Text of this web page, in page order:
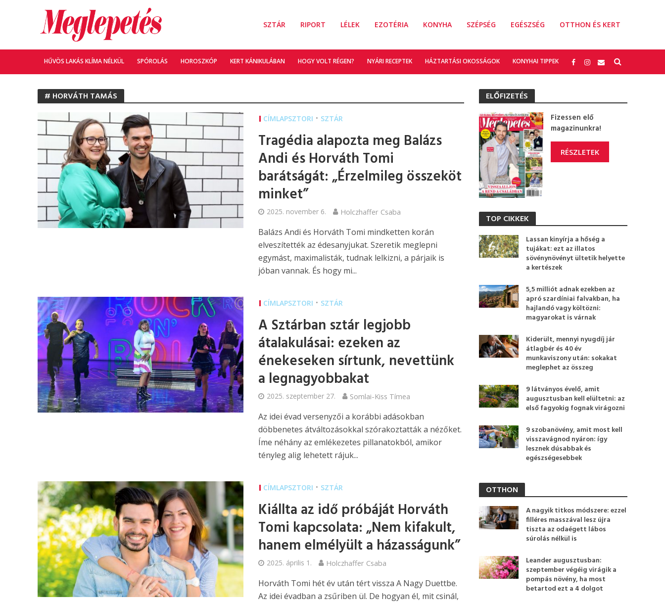
SZTÁR RIPORT LÉLEK EZOTÉRIA KONYHA SZÉPSÉG EGÉSZSÉG OTTHON ÉS KERT
HŰVÖS LAKÁS KLÍMA NÉLKÜL SPÓROLÁS HOROSZKÓP KERT KÁNIKULÁBAN HOGY VOLT RÉGEN? NYÁRI RECEPTEK HÁZTARTÁSI OKOSSÁGOK KONYHAI TIPPEK
# HORVÁTH TAMÁS
CÍMLAPSZTORI • SZTÁR
Tragédia alapozta meg Balázs
Andi és Horváth Tomi
barátságát: „Érzelmileg összeköt
minket”
2025. november 6. Holczhaffer Csaba
Balázs Andi és Horváth Tomi mindketten korán
elveszítették az édesanyjukat. Szeretik meglepni
egymást, maximalisták, tudnak lelkizni, a párjaik is
jóban vannak. És hogy mi...
CÍMLAPSZTORI • SZTÁR
A Sztárban sztár legjobb
átalakulásai: ezeken az
énekeseken sírtunk, nevettünk
a legnagyobbakat
2025. szeptember 27. Somlai-Kiss Tímea
Az idei évad versenyzői a korábbi adásokban
döbbenetes átváltozásokkal szórakoztatták a nézőket.
Íme néhány az emlékezetes pillanatokból, amikor
tényleg alig lehetett rájuk...
CÍMLAPSZTORI • SZTÁR
Kiállta az idő próbáját Horváth
Tomi kapcsolata: „Nem kifakult,
hanem elmélyült a házasságunk”
2025. április 1. Holczhaffer Csaba
Horváth Tomi hét év után tért vissza A Nagy Duettbe.
Az idei évadban a zsűriben ül. De hogyan él, mit csinál,
ELŐFIZETÉS
Fizessen elő
magazinunkra!
RÉSZLETEK
TOP CIKKEK
Lassan kinyírja a hőség a
tujákat: ezt az illatos
sövénynövényt ültetik helyette
a kertészek
5,5 milliót adnak ezekben az
apró szardíniai falvakban, ha
hajlandó vagy költözni:
magyarokat is várnak
Kiderült, mennyi nyugdíj jár
átlagbér és 40 év
munkaviszony után: sokakat
meglephet az összeg
9 látványos évelő, amit
augusztusban kell elültetni: az
első fagyokig fognak virágozni
9 szobanövény, amit most kell
visszavágnod nyáron: így
lesznek dúsabbak és
egészségesebbek
OTTHON
A nagyik titkos módszere: ezzel
filléres masszával lesz újra
tiszta az odaégett lábos
súrolás nélkül is
Leander augusztusban:
szeptember végéig virágik a
pompás növény, ha most
betartod ezt a 4 dolgot